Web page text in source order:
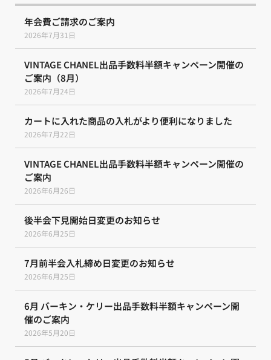
年会費ご請求のご案内
2026年7月31日
VINTAGE CHANEL出品手数料半額キャンペーン開催の
ご案内（8月）
2026年7月24日
カートに入れた商品の入札がより便利になりました
2026年7月22日
VINTAGE CHANEL出品手数料半額キャンペーン開催の
ご案内
2026年6月26日
後半会下見開始日変更のお知らせ
2026年6月25日
7月前半会入札締め日変更のお知らせ
2026年6月25日
6月 バーキン・ケリー出品手数料半額キャンペーン開
催のご案内
2026年5月20日